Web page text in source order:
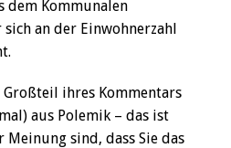
dem Kommunalen
sich an der Einwohnerzahl
Großteil ihres Kommentars
aus Polemik – das ist
Meinung sind, dass Sie das